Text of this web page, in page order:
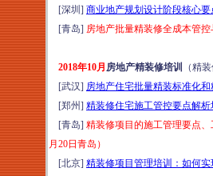
[深圳] 商业地产规划设计阶段核心
[青岛] 房地产批量精装修全成本管
2018年10月 房地产精装修培训
（精
[武汉] 房地产住宅批量精装标准化
[郑州] 精装修住宅施工管控要点解
[青岛] 精装修项目的施工管理要点
月20日青岛）
[北京] 精装修项目管理培训：如何